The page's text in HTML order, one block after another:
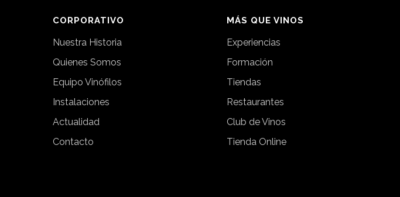
CORPORATIVO
Nuestra Historia
Quienes Somos
Equipo Vinófilos
Instalaciones
Actualidad
Contacto
MÁS QUE VINOS
Experiencias
Formación
Tiendas
Restaurantes
Club de Vinos
Tienda Online